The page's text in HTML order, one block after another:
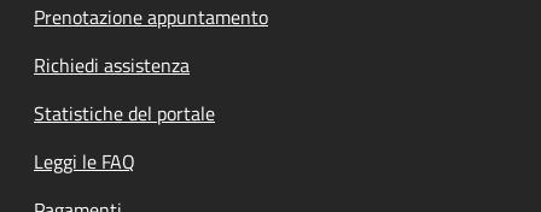
Prenotazione appuntamento
Richiedi assistenza
Statistiche del portale
Leggi le FAQ